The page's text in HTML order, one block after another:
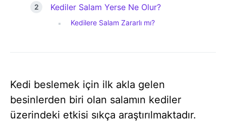
Kediler Salam Yerse Ne Olur?
Kedilere Salam Zararlı mı?
Kedi beslemek için ilk akla gelen
besinlerden biri olan salamın kediler
üzerindeki etkisi sıkça araştırılmaktadır.